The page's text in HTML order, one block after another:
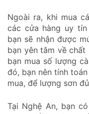
Ngoài ra, khi mua
các cửa hàng uy
bạn sẽ nhận được
bạn yên tâm về chất
bạn mua số lượng
đó, bạn nên tính
mua, để lượng sơn
Tại Nghệ An, bạn